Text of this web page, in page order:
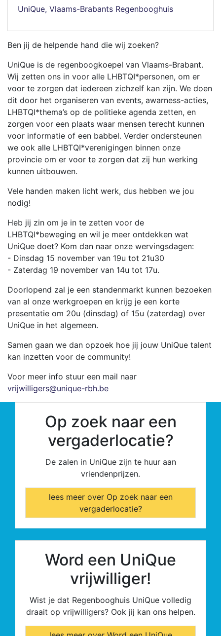
UniQue, Vlaams-Brabants Regenbooghuis
Ben jij de helpende hand die wij zoeken?
UniQue is de regenboogkoepel van Vlaams-Brabant.
Wij zetten ons in voor alle LHBTQI*personen, om er
voor te zorgen dat iedereen zichzelf kan zijn. We doen
dit door het organiseren van events, awarness-acties,
LHBTQI*thema’s op de politieke agenda zetten, en
zorgen voor een plaats waar mensen terecht kunnen
voor informatie of een babbel. Verder ondersteunen
we ook alle LHBTQI*verenigingen binnen onze
provincie om er voor te zorgen dat zij hun werking
kunnen uitbouwen.
Vele handen maken licht werk, dus hebben we jou
nodig!
Heb jij zin om je in te zetten voor de
LHBTQI*beweging en wil je meer ontdekken wat
UniQue doet? Kom dan naar onze wervingsdagen:
- Dinsdag 15 november van 19u tot 21u30
- Zaterdag 19 november van 14u tot 17u.
Doorlopend zal je een standenmarkt kunnen bezoeken
van al onze werkgroepen en krijg je een korte
presentatie om 20u (dinsdag) of 15u (zaterdag) over
UniQue in het algemeen.
Samen gaan we dan opzoek hoe jij jouw UniQue talent
kan inzetten voor de community!
Voor meer info stuur een mail naar
vrijwilligers@unique-rbh.be
Op zoek naar een
vergaderlocatie?
De zalen in UniQue zijn te huur aan
vriendenprijzen.
lees meer over Op zoek naar een
vergaderlocatie?
Word een UniQue
vrijwilliger!
Wist je dat Regenbooghuis UniQue volledig
draait op vrijwilligers? Ook jij kan ons helpen.